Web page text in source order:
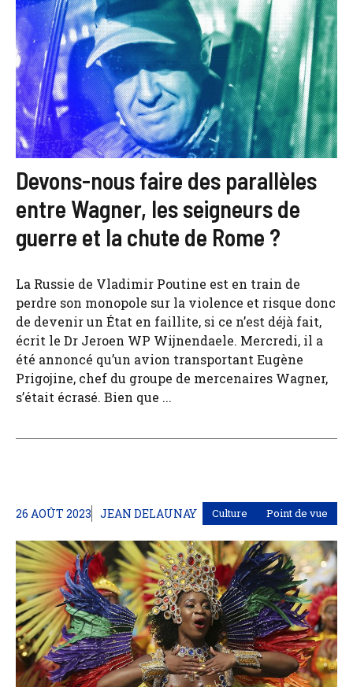
Devons-nous faire des parallèles
entre Wagner, les seigneurs de
guerre et la chute de Rome ?
La Russie de Vladimir Poutine est en train de
perdre son monopole sur la violence et risque donc
de devenir un État en faillite, si ce n’est déjà fait,
écrit le Dr Jeroen WP Wijnendaele. Mercredi, il a
été annoncé qu’un avion transportant Eugène
Prigojine, chef du groupe de mercenaires Wagner,
s’était écrasé. Bien que ...
26 AOÛT 2023 JEAN DELAUNAY Culture Point de vue